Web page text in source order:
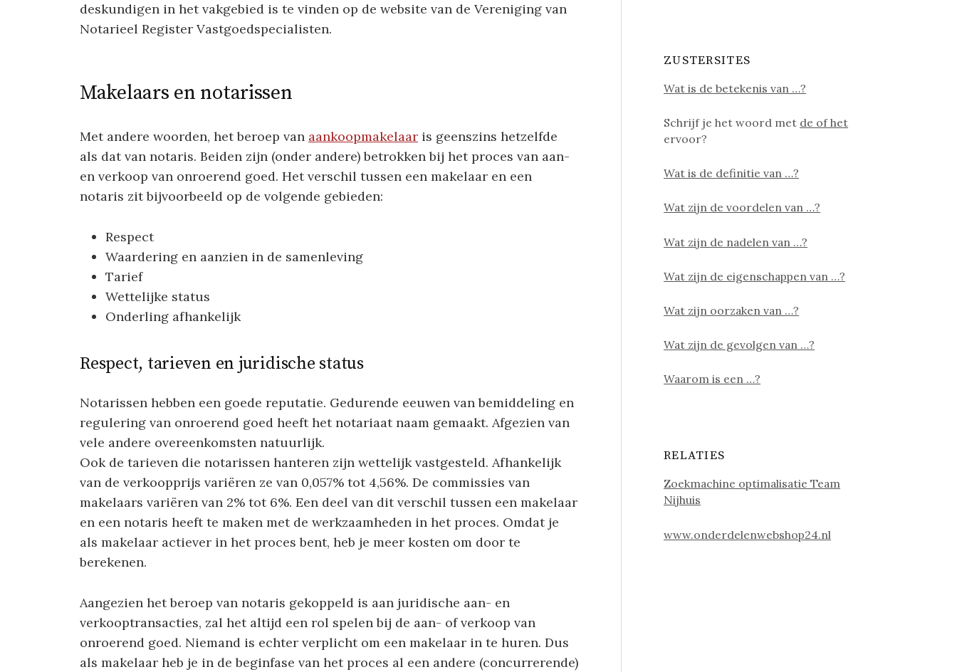
deskundigen in het vakgebied is te vinden op de website van de Vereniging van
Notarieel Register Vastgoedspecialisten.
Makelaars en notarissen
Met andere woorden, het beroep van aankoopmakelaar is geenszins hetzelfde
als dat van notaris. Beiden zijn (onder andere) betrokken bij het proces van aan-
en verkoop van onroerend goed. Het verschil tussen een makelaar en een
notaris zit bijvoorbeeld op de volgende gebieden:
Respect
Waardering en aanzien in de samenleving
Tarief
Wettelijke status
Onderling afhankelijk
Respect, tarieven en juridische status
Notarissen hebben een goede reputatie. Gedurende eeuwen van bemiddeling en
regulering van onroerend goed heeft het notariaat naam gemaakt. Afgezien van
vele andere overeenkomsten natuurlijk.
Ook de tarieven die notarissen hanteren zijn wettelijk vastgesteld. Afhankelijk
van de verkoopprijs variëren ze van 0,057% tot 4,56%. De commissies van
makelaars variëren van 2% tot 6%. Een deel van dit verschil tussen een makelaar
en een notaris heeft te maken met de werkzaamheden in het proces. Omdat je
als makelaar actiever in het proces bent, heb je meer kosten om door te
berekenen.
Aangezien het beroep van notaris gekoppeld is aan juridische aan- en
verkooptransacties, zal het altijd een rol spelen bij de aan- of verkoop van
onroerend goed. Niemand is echter verplicht om een ​​makelaar in te huren. Dus
als makelaar heb je in de beginfase van het proces al een andere (concurrerende)
ZUSTERSITES
Wat is de betekenis van …?
Schrijf je het woord met de of het
ervoor?
Wat is de definitie van …?
Wat zijn de voordelen van …?
Wat zijn de nadelen van …?
Wat zijn de eigenschappen van …?
Wat zijn oorzaken van …?
Wat zijn de gevolgen van …?
Waarom is een …?
RELATIES
Zoekmachine optimalisatie Team
Nijhuis
www.onderdelenwebshop24.nl